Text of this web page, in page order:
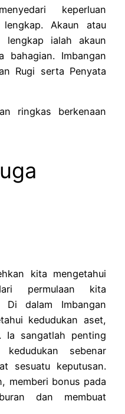
keperluan
Akaun atau
lengkap ialah akaun
bahagian. Imbangan
Rugi serta Penyata
ringkas berkenaan
kita mengetahui
permulaan kita
Di dalam Imbangan
kedudukan aset,
sangatlah penting
sebenar
sesuatu keputusan.
memberi bonus pada
dan membuat